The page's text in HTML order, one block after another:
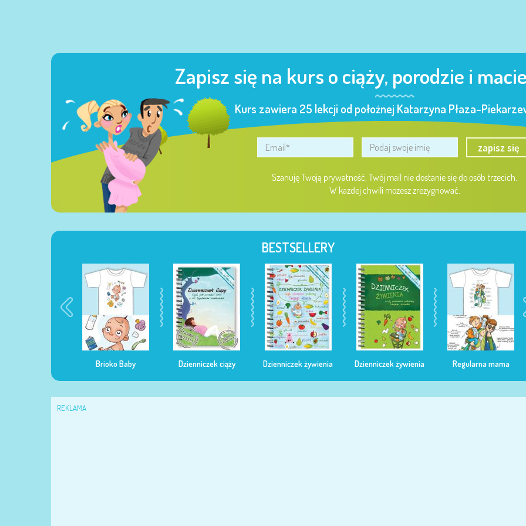
Zapisz się na kurs o ciąży, porodzie i
Kurs zawiera 25 lekcji od położnej Katarzyna Płaza-
zapisz się
Szanuję Twoją prywatność, Twój mail nie dostanie się do osób trzecich.
W każdej chwili możesz zrezygnować.
BESTSELLERY
Brioko Baby Dzienniczek ciąży Dzienniczek żywienia Dzienniczek żywienia Regularna mama
REKLAMA